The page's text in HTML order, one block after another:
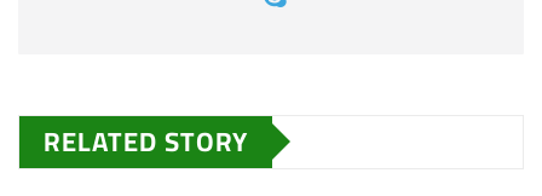
RELATED STORY